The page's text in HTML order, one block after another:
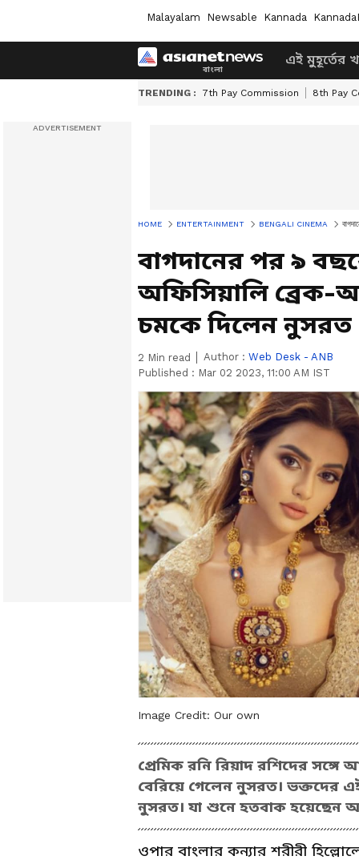
Malayalam Newsable Kannada
এই মুহূর্তের
TRENDING : 7th Pay Commission 8th Pay
HOME ENTERTAINMENT BENGALI CINEMA
বাগদানের পর ৯
অফিসিয়ালি ব্রেক-
চমকে দিলেন নুসরত
2 Min read Author : Web Desk - ANB
Published : Mar 02 2023, 11:00 AM IST
Image Credit: Our own
প্রেমিক রনি রিয়াদ রশিদের
বেরিয়ে গেলেন নুসরত। ভক্তদের
নুসরত। যা শুনে হতবাক হয়েছেন
ওপার বাংলার কন্যার শরীরী